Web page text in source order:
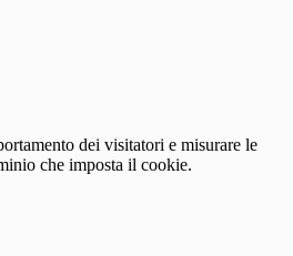
dei visitatori e misurare le
che imposta il cookie.